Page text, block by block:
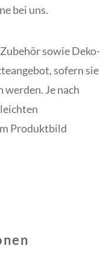
bei uns.
sowie Deko-
sofern sie
werden. Je nach
Produktbild